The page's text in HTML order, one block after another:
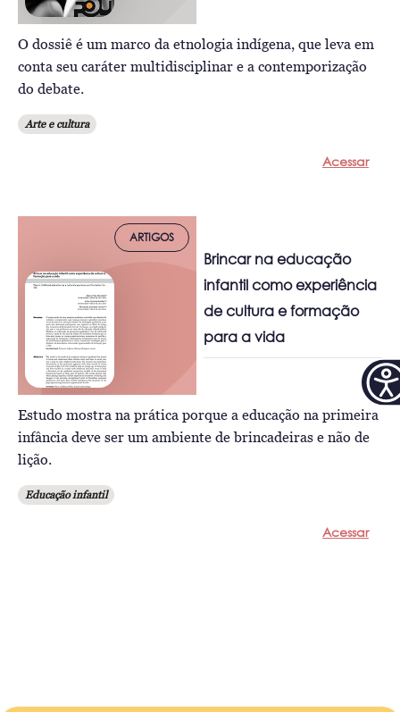
O dossiê é um marco da etnologia indígena, que leva em
conta seu caráter multidisciplinar e a contemporização
do debate.
Arte e cultura
Acessar
ARTIGOS
Brincar na educação
infantil como experiência
de cultura e formação
para a vida
Estudo mostra na prática porque a educação na primeira
infância deve ser um ambiente de brincadeiras e não de
lição.
Educação infantil
Acessar